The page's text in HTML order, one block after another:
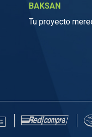
BAKSAN
Tu proyecto